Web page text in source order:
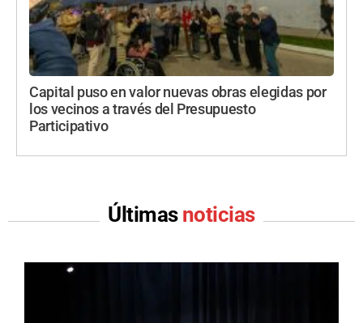
Capital puso en valor nuevas obras elegidas por
los vecinos a través del Presupuesto
Participativo
Últimas noticias